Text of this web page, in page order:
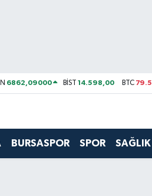
6862,09000 BİST14.598,00 BTC
BURSASPOR SPOR SAĞLIK